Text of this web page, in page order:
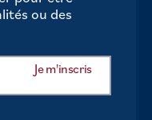
ou des